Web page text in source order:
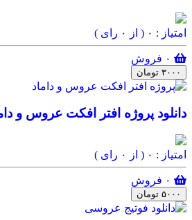
امتیاز : ۰ ( از ۰ رای )
۳۰۰۰ تومان
دانلود پروژه افتر افکت عروس و
امتیاز : ۰ ( از ۰ رای )
۵۰۰۰ تومان